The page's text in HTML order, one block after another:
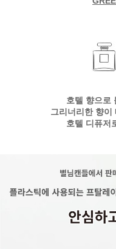
호텔 향으로
그리너리한 향이
호텔 디퓨저